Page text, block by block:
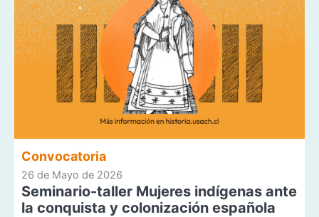
Convocatoria
26 de Mayo de 2026
Seminario-taller Mujeres indígenas ante
la conquista y colonización española